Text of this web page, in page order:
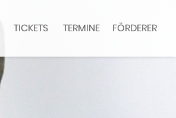
TICKETS TERMINE FÖRDERER